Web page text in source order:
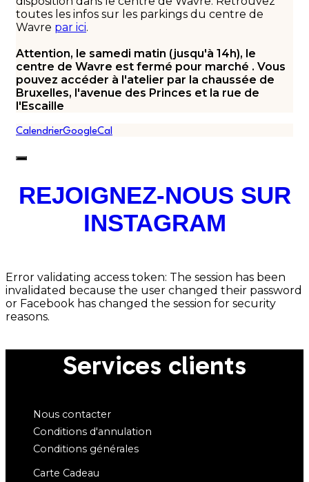
toutes les infos sur les parkings du centre de
Wavre par ici.
Attention, le samedi matin (jusqu'à 14h), le
centre de Wavre est fermé pour marché . Vous
pouvez accéder à l'atelier par la chaussée de
Bruxelles, l'avenue des Princes et la rue de
l'Escaille
CalendrierGoogleCal
REJOIGNEZ-NOUS SUR
INSTAGRAM
Error validating access token: The session has been
invalidated because the user changed their password
or Facebook has changed the session for security
reasons.
Services clients
Nous contacter
Conditions d'annulation
Conditions générales
Carte Cadeau